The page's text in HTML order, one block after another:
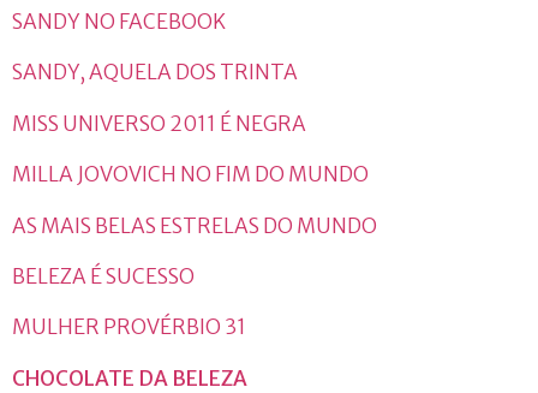
SANDY NO FACEBOOK
SANDY, AQUELA DOS TRINTA
MISS UNIVERSO 2011 É NEGRA
MILLA JOVOVICH NO FIM DO MUNDO
AS MAIS BELAS ESTRELAS DO MUNDO
BELEZA É SUCESSO
MULHER PROVÉRBIO 31
CHOCOLATE DA BELEZA